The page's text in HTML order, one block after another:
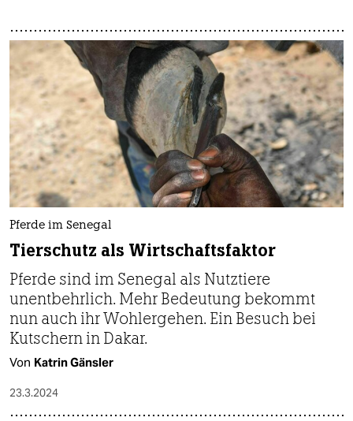
Pferde im Senegal
Tierschutz als Wirtschaftsfaktor
Pferde sind im Senegal als Nutztiere
unentbehrlich. Mehr Bedeutung bekommt
nun auch ihr Wohlergehen. Ein Besuch bei
Kutschern in Dakar.
Von Katrin Gänsler
23.3.2024